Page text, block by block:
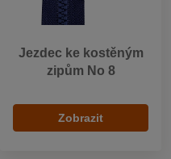
Jezdec ke kostěným
zipům No 8
Zobrazit